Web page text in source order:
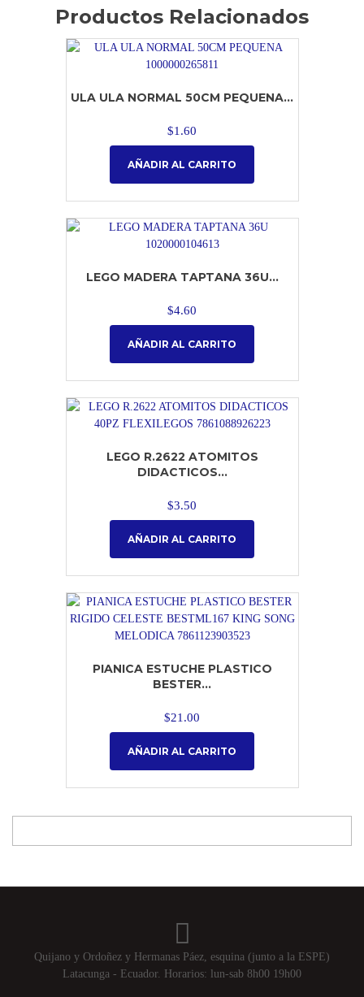
Productos Relacionados
ULA ULA NORMAL 50CM PEQUENA...
$1.60
AÑADIR AL CARRITO
LEGO MADERA TAPTANA 36U...
$4.60
AÑADIR AL CARRITO
LEGO R.2622 ATOMITOS
DIDACTICOS...
$3.50
AÑADIR AL CARRITO
PIANICA ESTUCHE PLASTICO
BESTER...
$21.00
AÑADIR AL CARRITO
Quijano y Ordoñez y Hermanas Páez, esquina (junto a la ESPE)
Latacunga - Ecuador. Horarios: lun-sab 8h00 19h00